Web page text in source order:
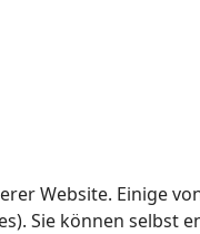
Website. Einige
Sie können selbst